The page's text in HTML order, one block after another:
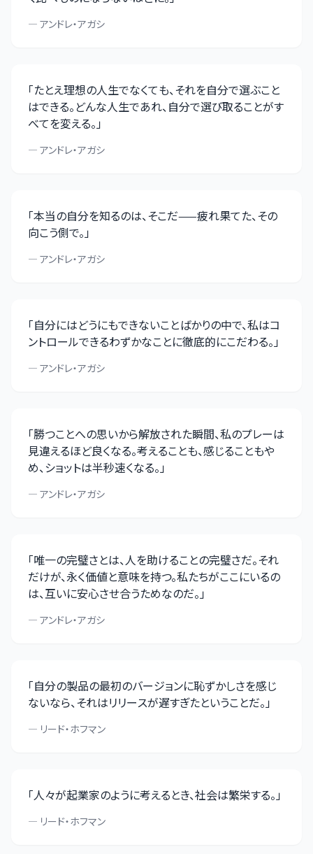
— アンドレ・アガシ
「たとえ理想の人生でなくても、それを自分で選ぶこと
はできる。どんな人生であれ、自分で選び取ることがす
べてを変える。」
— アンドレ・アガシ
「本当の自分を知るのは、そこだ——疲れ果てた、その
向こう側で。」
— アンドレ・アガシ
「自分にはどうにもできないことばかりの中で、私はコ
ントロールできるわずかなことに徹底的にこだわる。」
— アンドレ・アガシ
「勝つことへの思いから解放された瞬間、私のプレーは
見違えるほど良くなる。考えることも、感じることもや
め、ショットは半秒速くなる。」
— アンドレ・アガシ
「唯一の完璧さとは、人を助けることの完璧さだ。それ
だけが、永く価値と意味を持つ。私たちがここにいるの
は、互いに安心させ合うためなのだ。」
— アンドレ・アガシ
「自分の製品の最初のバージョンに恥ずかしさを感じ
ないなら、それはリリースが遅すぎたということだ。」
— リード・ホフマン
「人々が起業家のように考えるとき、社会は繁栄する。」
— リード・ホフマン